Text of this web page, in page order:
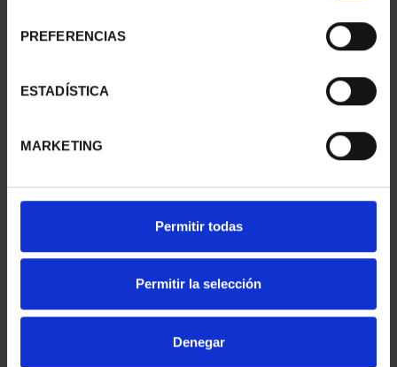
PREFERENCIAS
ESTADÍSTICA
MARKETING
Permitir todas
Permitir la selección
Denegar
PROVINCIA 1
Sólo para usuarios
SUSCRIPCIÓN
CAPITALES DE
PROVINCIA 2
Sólo para usuarios
registrados